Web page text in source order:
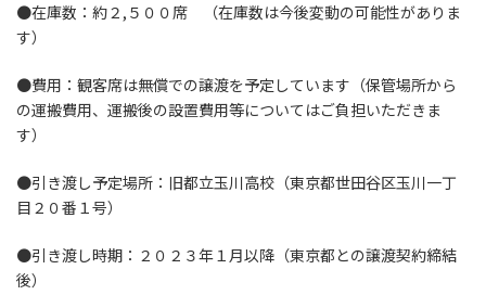
●在庫数：約２,５００席 （在庫数は今後変動の可能性がありま
す）
●費用：観客席は無償での譲渡を予定しています（保管場所から
の運搬費用、運搬後の設置費用等についてはご負担いただきま
す）
●引き渡し予定場所：旧都立玉川高校（東京都世田谷区玉川一丁
目２０番１号）
●引き渡し時期：２０２３年１月以降（東京都との譲渡契約締結
後）